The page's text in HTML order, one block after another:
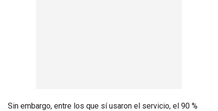
Sin embargo, entre los que sí usaron el servicio, el 90 %